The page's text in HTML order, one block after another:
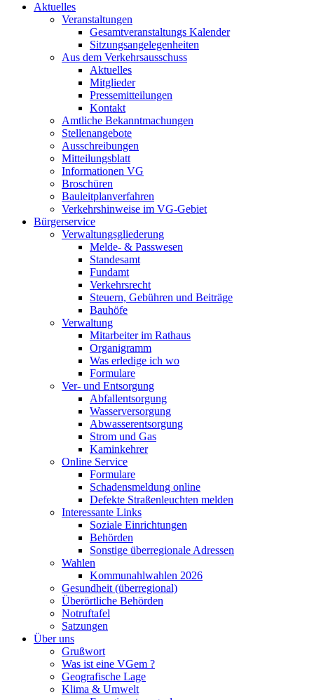
Aktuelles
Veranstaltungen
Gesamtveranstaltungs Kalender
Sitzungsangelegenheiten
Aus dem Verkehrsausschuss
Aktuelles
Mitglieder
Pressemitteilungen
Kontakt
Amtliche Bekanntmachungen
Stellenangebote
Ausschreibungen
Mitteilungsblatt
Informationen VG
Broschüren
Bauleitplanverfahren
Verkehrshinweise im VG-Gebiet
Bürgerservice
Verwaltungsgliederung
Melde- & Passwesen
Standesamt
Fundamt
Verkehrsrecht
Steuern, Gebühren und Beiträge
Bauhöfe
Verwaltung
Mitarbeiter im Rathaus
Organigramm
Was erledige ich wo
Formulare
Ver- und Entsorgung
Abfallentsorgung
Wasserversorgung
Abwasserentsorgung
Strom und Gas
Kaminkehrer
Online Service
Formulare
Schadensmeldung online
Defekte Straßenleuchten melden
Interessante Links
Soziale Einrichtungen
Behörden
Sonstige überregionale Adressen
Wahlen
Kommunahlwahlen 2026
Gesundheit (überregional)
Überörtliche Behörden
Notruftafel
Satzungen
Über uns
Grußwort
Was ist eine VGem ?
Geografische Lage
Klima & Umwelt